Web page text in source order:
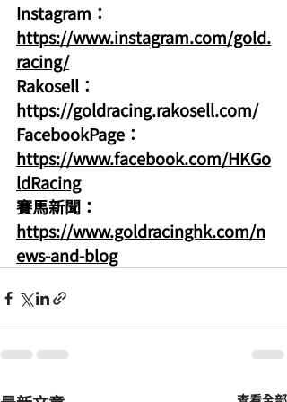
Instagram：
https://www.instagram.com/gold.
racing/
Rakosell：
https://goldracing.rakosell.com/
FacebookPage：
https://www.facebook.com/HKGo
ldRacing
賽馬新聞：
https://www.goldracinghk.com/n
ews-and-blog